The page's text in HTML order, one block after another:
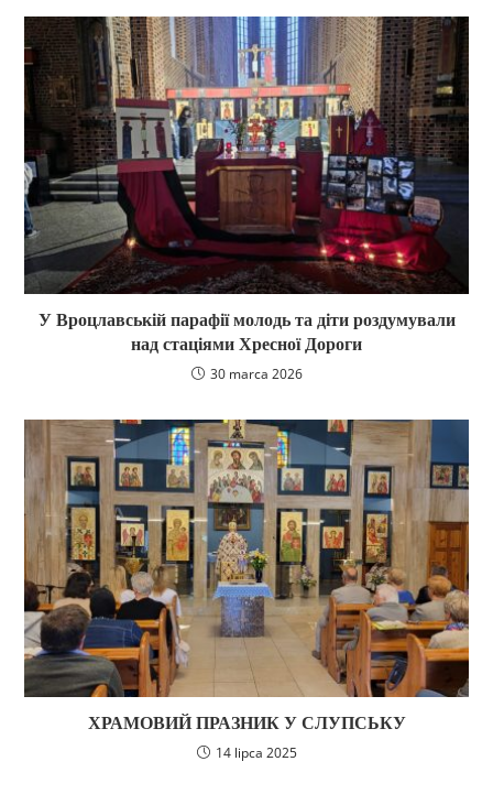
У Вроцлавській парафії молодь та діти роздумували
над стаціями Хресної Дороги
30 marca 2026
ХРАМОВИЙ ПРАЗНИК У СЛУПСЬКУ
14 lipca 2025